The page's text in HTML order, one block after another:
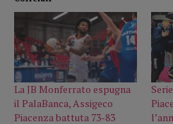
La JB Monferrato espugna
il PalaBanca, Assigeco
Piacenza battuta 73-83